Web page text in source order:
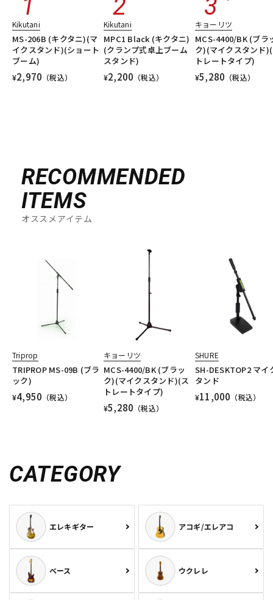
Kikutani
MS-206B (キクタニ)(マ
イクスタンド)(ショート
ブーム)
¥2,970 （税込）
Kikutani
MPC1 Black (キクタニ)
(クランプ式卓上ブーム
スタンド)
¥2,200 （税込）
キョーリツ
MCS-4400/BK (ブラ
ク)(マイクスタンド
トレートタイプ)
¥5,280 （税込）
RECOMMENDED
ITEMS
オススメアイテム
Triprop
TRIPROP MS-09B (ブラ
ック)
¥4,950 （税込）
キョーリツ
MCS-4400/BK (ブラッ
ク)(マイクスタンド)(ス
トレートタイプ)
¥5,280 （税込）
SHURE
SH-DESKTOP2 マイ
タンド
¥11,000 （税込）
CATEGORY
エレキギター アコギ/エレアコ
ベース ウクレレ